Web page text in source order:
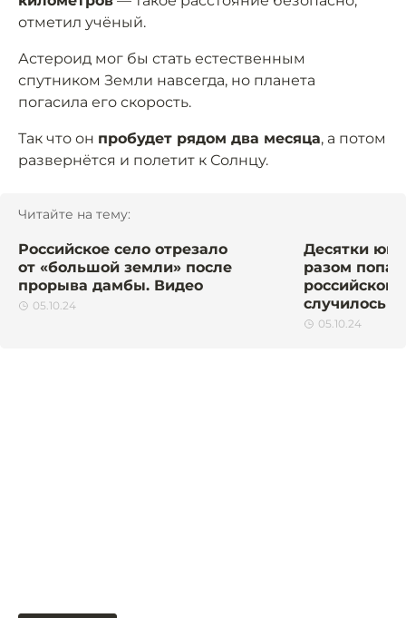
отметил учёный.
Астероид мог бы стать естественным
спутником Земли навсегда, но планета
погасила его скорость.
Так что он пробудет рядом два месяца, а потом
развернётся и полетит к Солнцу.
Читайте на тему:
Российское село отрезало
от «большой земли» после
прорыва дамбы. Видео
05.10.24
Десятки
разом
российском
случилось
05.10.24